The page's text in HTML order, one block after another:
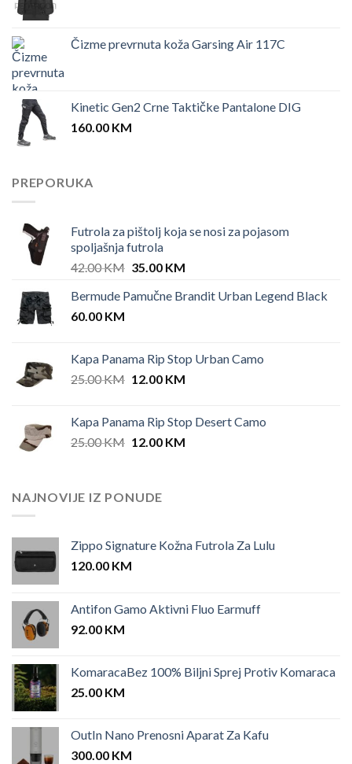
Čizme prevrnuta koža Garsing Air 117C
Kinetic Gen2 Crne Taktičke Pantalone DIG
160.00 KM
PREPORUKA
Futrola za pištolj koja se nosi za pojasom
spoljašnja futrola
42.00KM Original
was:
35.00 KMCurrent
is:
Bermude Pamučne Brandit Urban Legend Black
60.00 KM
Kapa Panama Rip Stop Urban Camo
25.00KM Original
25.00 KM.
12.00 KMCurrent
12.00 KM.
Kapa Panama Rip Stop Desert Camo
25.00KM Original
25.00 KM.
12.00 KMCurrent
NAJNOVIJE IZ PONUDE
Zippo Signature Kožna Futrola Za Lulu
120.00 KM
Antifon Gamo Aktivni Fluo Earmuff
92.00 KM
KomaracaBez 100% Biljni Sprej Protiv Komaraca
25.00 KM
OutIn Nano Prenosni Aparat Za Kafu
300.00 KM